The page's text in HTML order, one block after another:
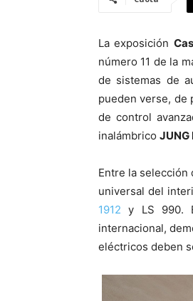
La exposición
número 11 de la
de sistemas de
pueden verse, de
de control
inalámbrico JUNG
Entre la selección
universal del
1912 y LS 990.
internacional,
eléctricos deben